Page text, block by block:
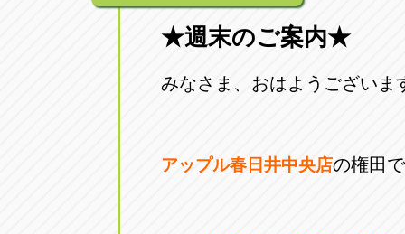
アップル
0586-28-
アップル
アップル
アップル一宮22号店
愛知県一宮市朝日3-4-12
アップル春日井店
アップル名岐バイパス春日店
★週末のご案内★
みなさま、おはようございま
アップル春日井中央店の権田